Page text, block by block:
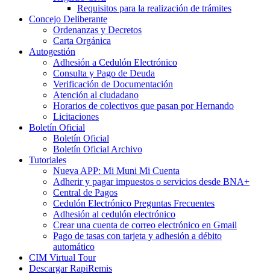
Requisitos para la realización de trámites
Concejo Deliberante
Ordenanzas y Decretos
Carta Orgánica
Autogestión
Adhesión a Cedulón Electrónico
Consulta y Pago de Deuda
Verificación de Documentación
Atención al ciudadano
Horarios de colectivos que pasan por Hernando
Licitaciones
Boletín Oficial
Boletín Oficial
Boletín Oficial Archivo
Tutoriales
Nueva APP: Mi Muni Mi Cuenta
Adherir y pagar impuestos o servicios desde BNA+
Central de Pagos
Cedulón Electrónico Preguntas Frecuentes
Adhesión al cedulón electrónico
Crear una cuenta de correo electrónico en Gmail
Pago de tasas con tarjeta y adhesión a débito
automático
CIM Virtual Tour
Descargar RapiRemis